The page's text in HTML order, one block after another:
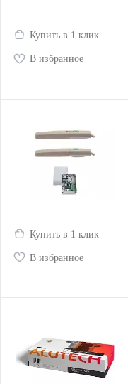
Купить в 1 клик
В избранное
Купить в 1 клик
В избранное